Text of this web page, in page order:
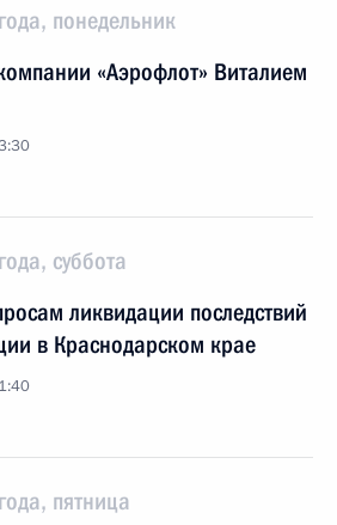
понедельник
«Аэрофлот» Виталием
суббота
ликвидации последствий
в Краснодарском крае
пятница